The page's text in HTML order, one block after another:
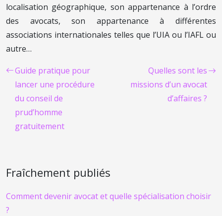
localisation géographique, son appartenance à l’ordre
des avocats, son appartenance à différentes
associations internationales telles que l’UIA ou l’IAFL ou
autre…
Guide pratique pour
lancer une procédure
du conseil de
prud’homme
gratuitement
Quelles sont les
missions d’un avocat
d’affaires ?
Fraîchement publiés
Comment devenir avocat et quelle spécialisation choisir
?